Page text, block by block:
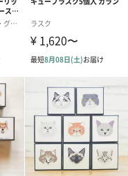
ィー
フルーツティ
円）